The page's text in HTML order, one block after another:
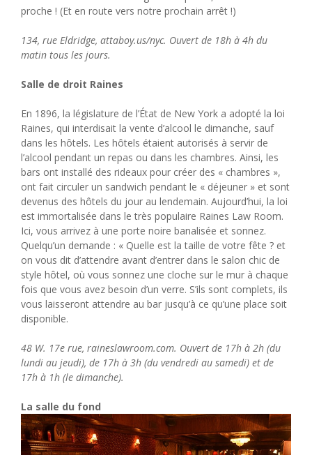
proche ! (Et en route vers notre prochain arrêt !)
134, rue Eldridge, attaboy.us/nyc. Ouvert de 18h à 4h du
matin tous les jours.
Salle de droit Raines
En 1896, la législature de l’État de New York a adopté la loi
Raines, qui interdisait la vente d’alcool le dimanche, sauf
dans les hôtels. Les hôtels étaient autorisés à servir de
l’alcool pendant un repas ou dans les chambres. Ainsi, les
bars ont installé des rideaux pour créer des « chambres »,
ont fait circuler un sandwich pendant le « déjeuner » et sont
devenus des hôtels du jour au lendemain. Aujourd’hui, la loi
est immortalisée dans le très populaire Raines Law Room.
Ici, vous arrivez à une porte noire banalisée et sonnez.
Quelqu’un demande : « Quelle est la taille de votre fête ? et
on vous dit d’attendre avant d’entrer dans le salon chic de
style hôtel, où vous sonnez une cloche sur le mur à chaque
fois que vous avez besoin d’un verre. S’ils sont complets, ils
vous laisseront attendre au bar jusqu’à ce qu’une place soit
disponible.
48 W. 17e rue, raineslawroom.com. Ouvert de 17h à 2h (du
lundi au jeudi), de 17h à 3h (du vendredi au samedi) et de
17h à 1h (le dimanche).
La salle du fond